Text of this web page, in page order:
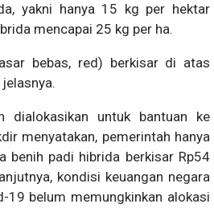
yakni hanya 15 kg per hektar
mencapai 25 kg per ha.
bebas, red) berkisar di atas
dialokasikan untuk bantuan ke
menyatakan, pemerintah hanya
benih padi hibrida berkisar Rp54
kondisi keuangan negara
19 belum memungkinkan alokasi